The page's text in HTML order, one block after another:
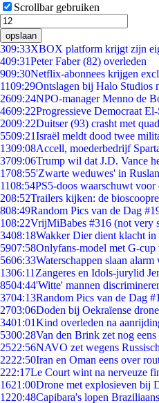
Scrollbar gebruiken
opslaan
309:33XBOX platform krijgt zijn
409:31Peter Faber (82) overleden
909:30Netflix-abonnees krijgen
1109:29Ontslagen bij Halo Studios
2609:24NPO-manager Menno de
4609:22Progressieve Democraat
2009:22Duitser (93) crasht met
5509:21Israël meldt dood twee
1309:08Accell, moederbedrijf
3709:06Trump wil dat J.D. Vance
1708:55'Zwarte weduwes' in
1108:54PS5-doos waarschuwt voor
208:52Trailers kijken: de
808:49Random Pics van de Dag
108:22VrijMiBabes #316 (not very
3408:18Wakker Dier dient klacht in
5907:58Onlyfans-model met G-cup
5606:33Waterschappen slaan
1306:11 Zangeres en Idols-jurylid
8504:44'Witte' mannen
3704:13Random Pics van de Dag
2703:06Doden bij Oekraïense
3401:01Kind overleden na
5300:28Van den Brink zet nog
2522:56NAVO zet wegens
2222:50Iran en Oman eens over
222:17Le Court wint na nerveuze
1621:00Drone met explosieven bij
1220:48Capibara's lopen